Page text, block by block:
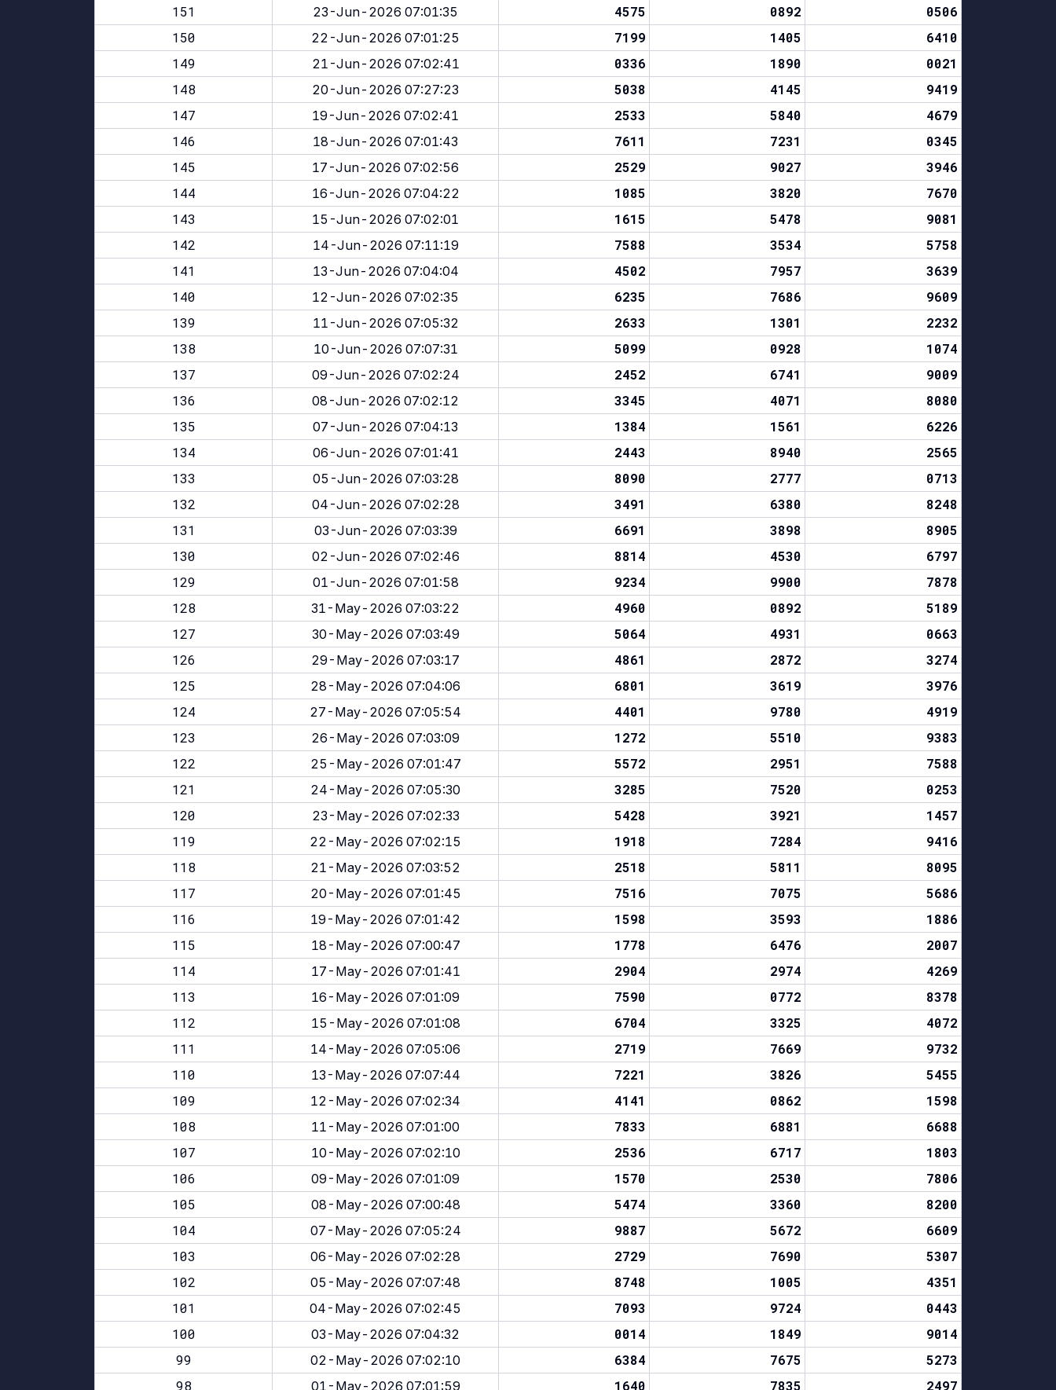
151
23-Jun-2026 07:01:35 4575 0892
0506
150
22-Jun-2026 07:01:25 7199 1405
6410
149
21-Jun-2026 07:02:41 0336 1890
0021
148
20-Jun-2026 07:27:23 5038 4145
9419
147
19-Jun-2026 07:02:41 2533 5840
4679
146
18-Jun-2026 07:01:43 7611 7231
0345
145
17-Jun-2026 07:02:56 2529 9027
3946
144
16-Jun-2026 07:04:22 1085 3820
7670
143
15-Jun-2026 07:02:01 1615 5478
9081
142
14-Jun-2026 07:11:19 7588 3534
5758
141
13-Jun-2026 07:04:04 4502 7957
3639
140
12-Jun-2026 07:02:35 6235 7686
9609
139
11-Jun-2026 07:05:32 2633 1301
2232
138
10-Jun-2026 07:07:31 5099 0928
1074
137
09-Jun-2026 07:02:24 2452 6741
9009
136
08-Jun-2026 07:02:12 3345 4071
8080
135
07-Jun-2026 07:04:13 1384 1561
6226
134
06-Jun-2026 07:01:41 2443 8940
2565
133
05-Jun-2026 07:03:28 8090 2777
0713
132
04-Jun-2026 07:02:28 3491 6380
8248
131
03-Jun-2026 07:03:39 6691 3898
8905
130
02-Jun-2026 07:02:46 8814 4530
6797
129
01-Jun-2026 07:01:58 9234 9900
7878
128
31-May-2026 07:03:22 4960 0892
5189
127
30-May-2026 07:03:49 5064 4931
0663
126
29-May-2026 07:03:17 4861 2872
3274
125
28-May-2026 07:04:06 6801 3619
3976
124
27-May-2026 07:05:54 4401 9780
4919
123
26-May-2026 07:03:09 1272 5510
9383
122
25-May-2026 07:01:47 5572 2951
7588
121
24-May-2026 07:05:30 3285 7520
0253
120
23-May-2026 07:02:33 5428 3921
1457
119
22-May-2026 07:02:15 1918 7284
9416
118
21-May-2026 07:03:52 2518 5811
8095
117
20-May-2026 07:01:45 7516 7075
5686
116
19-May-2026 07:01:42 1598 3593
1886
115
18-May-2026 07:00:47 1778 6476
2007
114
17-May-2026 07:01:41 2904 2974
4269
113
16-May-2026 07:01:09 7590 0772
8378
112
15-May-2026 07:01:08 6704 3325
4072
111
14-May-2026 07:05:06 2719 7669
9732
110
13-May-2026 07:07:44 7221 3826
5455
109
12-May-2026 07:02:34 4141 0862
1598
108
11-May-2026 07:01:00 7833 6881
6688
107
10-May-2026 07:02:10 2536 6717
1803
106
09-May-2026 07:01:09 1570 2530
7806
105
08-May-2026 07:00:48 5474 3360
8200
104
07-May-2026 07:05:24 9887 5672
6609
103
06-May-2026 07:02:28 2729 7690
5307
102
05-May-2026 07:07:48 8748 1005
4351
101
04-May-2026 07:02:45 7093 9724
0443
100
03-May-2026 07:04:32 0014 1849
9014
99
02-May-2026 07:02:10 6384 7675
5273
98
01-May-2026 07:01:59 1640 7835 2497